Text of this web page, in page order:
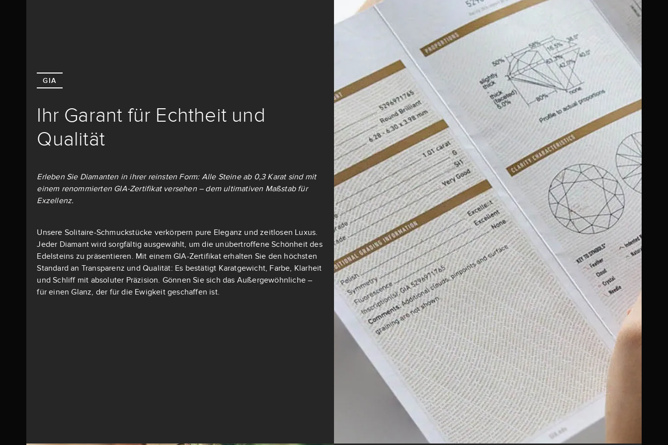
GIA
Ihr Garant für Echtheit und
Qualität
Erleben Sie Diamanten in ihrer reinsten Form: Alle Steine ab 0,3 Karat sind mit
einem renommierten GIA-Zertifikat versehen – dem ultimativen Maßstab für
Exzellenz.
Unsere Solitaire-Schmuckstücke verkörpern pure Eleganz und zeitlosen Luxus.
Jeder Diamant wird sorgfältig ausgewählt, um die unübertroffene Schönheit des
Edelsteins zu präsentieren. Mit einem GIA-Zertifikat erhalten Sie den höchsten
Standard an Transparenz und Qualität: Es bestätigt Karatgewicht, Farbe, Klarheit
und Schliff mit absoluter Präzision. Gönnen Sie sich das Außergewöhnliche –
für einen Glanz, der für die Ewigkeit geschaffen ist.